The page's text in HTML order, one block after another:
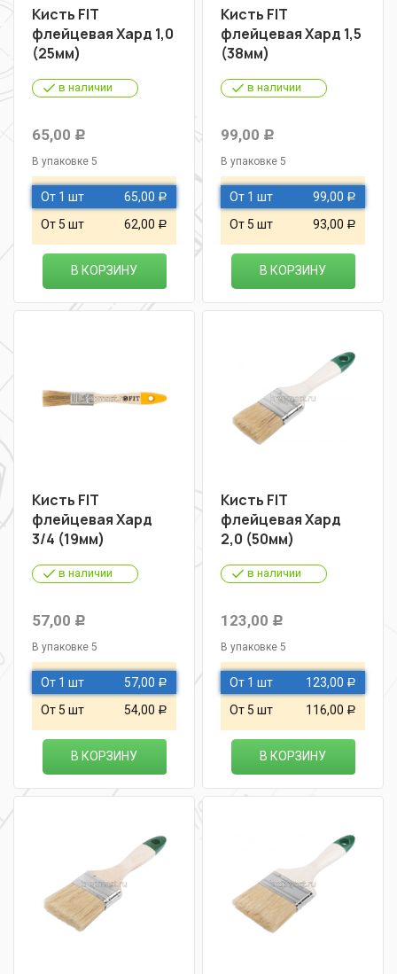
Кисть FIT
флейцевая Хард 1,0
(25мм)
в наличии
65,00 Р
В упаковке 5
От 1 шт 65,00 Р
От 5 шт 62,00 Р
В КОРЗИНУ
Кисть FIT
флейцевая Хард 1,5
(38мм)
в наличии
99,00 Р
В упаковке 5
От 1 шт 99,00 Р
От 5 шт 93,00 Р
В КОРЗИНУ
Кисть FIT
флейцевая Хард
3/4 (19мм)
в наличии
57,00 Р
В упаковке 5
От 1 шт 57,00 Р
От 5 шт 54,00 Р
В КОРЗИНУ
Кисть FIT
флейцевая Хард
2,0 (50мм)
в наличии
123,00 Р
В упаковке 5
От 1 шт 123,00 Р
От 5 шт 116,00 Р
В КОРЗИНУ